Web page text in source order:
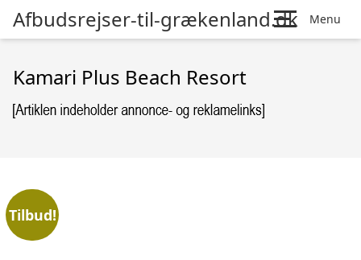
Afbudsrejser-til-grækenland.dk Menu
Kamari Plus Beach Resort
Tilbud!